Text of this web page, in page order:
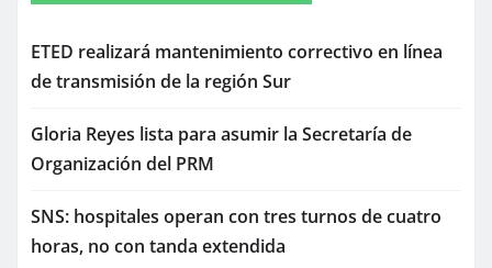
ETED realizará mantenimiento correctivo en línea
de transmisión de la región Sur
Gloria Reyes lista para asumir la Secretaría de
Organización del PRM
SNS: hospitales operan con tres turnos de cuatro
horas, no con tanda extendida